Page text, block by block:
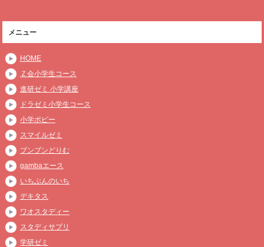
メニュー
HOME
Ｚ会小学生コース
進研ゼミ 小学講座
ドラゼミ小学生コース
小学ポピー
スマイルゼミ
ブンブンどりむ
gambaエース
いちぶんのいち
デキタス
ワオスタディー
スタディサプリ
学研ゼミ